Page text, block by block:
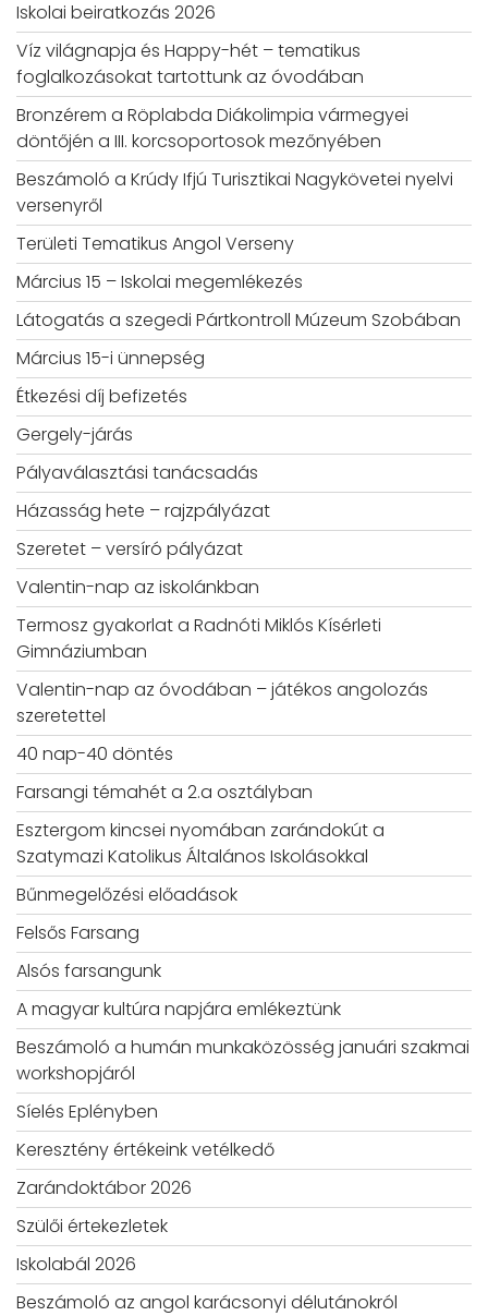
Iskolai beiratkozás 2026
Víz világnapja és Happy-hét – tematikus
foglalkozásokat tartottunk az óvodában
Bronzérem a Röplabda Diákolimpia vármegyei
döntőjén a III. korcsoportosok mezőnyében
Beszámoló a Krúdy Ifjú Turisztikai Nagykövetei nyelvi
versenyről
Területi Tematikus Angol Verseny
Március 15 – Iskolai megemlékezés
Látogatás a szegedi Pártkontroll Múzeum Szobában
Március 15-i ünnepség
Étkezési díj befizetés
Gergely-járás
Pályaválasztási tanácsadás
Házasság hete – rajzpályázat
Szeretet – versíró pályázat
Valentin-nap az iskolánkban
Termosz gyakorlat a Radnóti Miklós Kísérleti
Gimnáziumban
Valentin-nap az óvodában – játékos angolozás
szeretettel
40 nap-40 döntés
Farsangi témahét a 2.a osztályban
Esztergom kincsei nyomában zarándokút a
Szatymazi Katolikus Általános Iskolásokkal
Bűnmegelőzési előadások
Felsős Farsang
Alsós farsangunk
A magyar kultúra napjára emlékeztünk
Beszámoló a humán munkaközösség januári szakmai
workshopjáról
Síelés Eplényben
Keresztény értékeink vetélkedő
Zarándoktábor 2026
Szülői értekezletek
Iskolabál 2026
Beszámoló az angol karácsonyi délutánokról